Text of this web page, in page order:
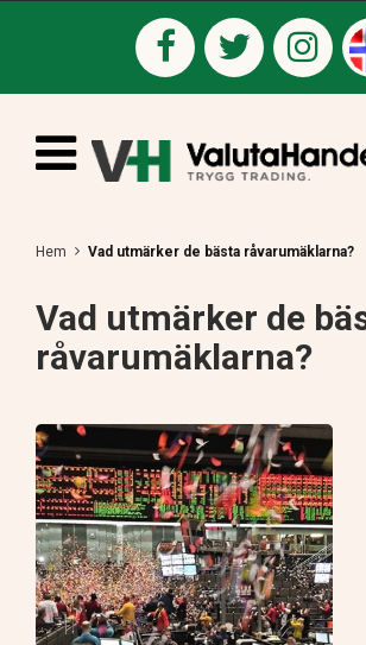
Hem Vad utmärker de bästa råvarumäklarna?
Vad utmärker de
råvarumäklarna?